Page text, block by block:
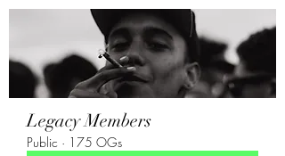
Legacy Members
Public · 175 OGs